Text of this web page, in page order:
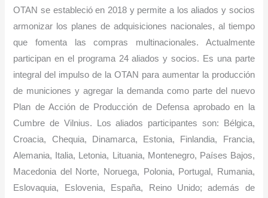
OTAN se estableció en 2018 y permite a los aliados y socios
armonizar los planes de adquisiciones nacionales, al tiempo
que fomenta las compras multinacionales. Actualmente
participan en el programa 24 aliados y socios. Es una parte
integral del impulso de la OTAN para aumentar la producción
de municiones y agregar la demanda como parte del nuevo
Plan de Acción de Producción de Defensa aprobado en la
Cumbre de Vilnius. Los aliados participantes son: Bélgica,
Croacia, Chequia, Dinamarca, Estonia, Finlandia, Francia,
Alemania, Italia, Letonia, Lituania, Montenegro, Países Bajos,
Macedonia del Norte, Noruega, Polonia, Portugal, Rumania,
Eslovaquia, Eslovenia, España, Reino Unido; además de